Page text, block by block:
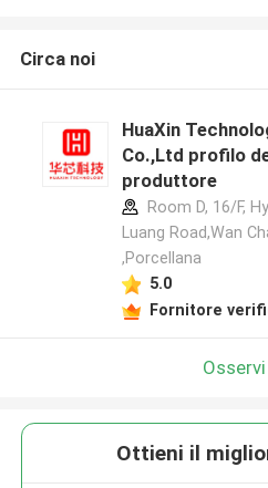
Circa noi
HuaXin
Co.,Ltd profilo
produttore
Room D, 16/F,
Luang Road,Wan
,Porcellana
5.0
Fornitore
Ottieni il